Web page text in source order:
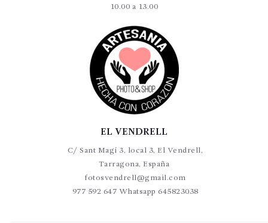
10.00 a 13.00
EL VENDRELL
C/ Sant Magí 3, local 3, El Vendrell,
Tarragona, España
fotosvendrell@gmail.com
977 592 647 Whatsapp 645823038